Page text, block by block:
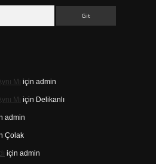
Mı için admin
Mı için Delikanlı
admin
Çolak
için admin